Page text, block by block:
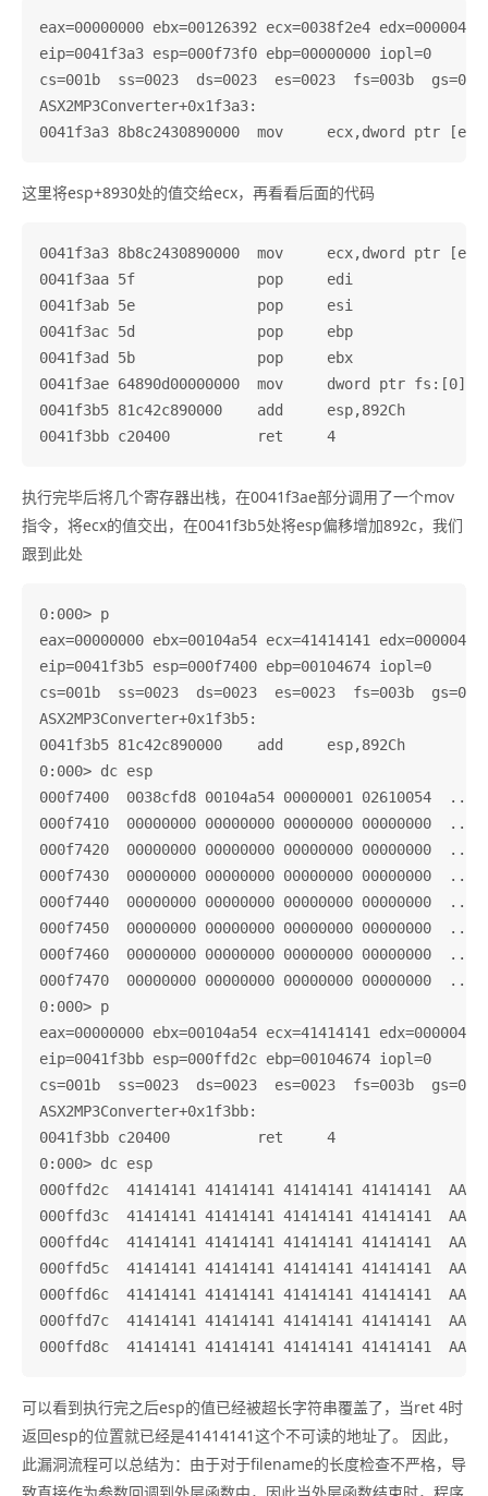
eax=00000000 ebx=00126392 ecx=0038f2e4
eip=0041f3a3 esp=000f73f0 ebp=00000000 iopl=0
cs=001b  ss=0023  ds=0023  es=0023  fs=003b
ASX2MP3Converter+0x1f3a3:
这里将esp+8930处的值交给ecx，再看看后面的代码
0041f3a3 8b8c2430890000  mov     ecx,dword ptr
0041f3aa 5f              pop     edi
0041f3ab 5e              pop     esi
0041f3ac 5d              pop     ebp
0041f3ad 5b              pop     ebx
0041f3ae 64890d00000000  mov     dword ptr
0041f3b5 81c42c890000    add     esp,892Ch
执行完毕后将几个寄存器出栈，在0041f3ae部分调用了一个mov
指令，将ecx的值交出，在0041f3b5处将esp偏移增加892c，我们
跟到此处
0:000> p
eax=00000000 ebx=00104a54 ecx=41414141
eip=0041f3b5 esp=000f7400 ebp=00104674 iopl=0
cs=001b  ss=0023  ds=0023  es=0023  fs=003b
ASX2MP3Converter+0x1f3b5:
0041f3b5 81c42c890000    add     esp,892Ch
0:000> dc esp
000f7400  0038cfd8 00104a54 00000001 02610054
000f7410  00000000 00000000 00000000
000f7420  00000000 00000000 00000000
000f7430  00000000 00000000 00000000
000f7440  00000000 00000000 00000000
000f7450  00000000 00000000 00000000
000f7460  00000000 00000000 00000000
000f7470  00000000 00000000 00000000
0:000> p
eax=00000000 ebx=00104a54 ecx=41414141
eip=0041f3bb esp=000ffd2c ebp=00104674 iopl=0
cs=001b  ss=0023  ds=0023  es=0023  fs=003b
ASX2MP3Converter+0x1f3bb:
0041f3bb c20400          ret     4
0:000> dc esp
000ffd2c  41414141 41414141 41414141 41414141
000ffd3c  41414141 41414141 41414141 41414141
000ffd4c  41414141 41414141 41414141 41414141
000ffd5c  41414141 41414141 41414141 41414141
000ffd6c  41414141 41414141 41414141 41414141
000ffd7c  41414141 41414141 41414141 41414141
可以看到执行完之后esp的值已经被超长字符串覆盖了，当ret 4时
返回esp的位置就已经是41414141这个不可读的地址了。 因此，
此漏洞流程可以总结为：由于对于filename的长度检查不严格，导